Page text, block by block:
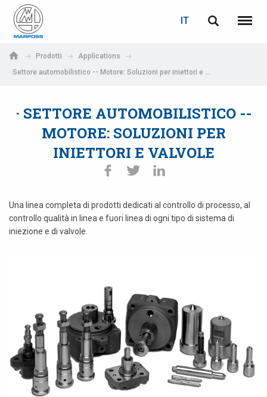
S.p.A.
IT
Menu
Prodotti
Applications
· Settore automobilistico -- Motore: Soluzioni per iniettori e valvole
· SETTORE AUTOMOBILISTICO --
MOTORE: SOLUZIONI PER
INIETTORI E VALVOLE
Una linea completa di prodotti dedicati al controllo di processo, al
controllo qualità in linea e fuori linea di ogni tipo di sistema di
iniezione e di valvole.
Deutsch
Français
Español
日本語 (Japanese)
한국어 (Korean)
LOGIN
E-mail